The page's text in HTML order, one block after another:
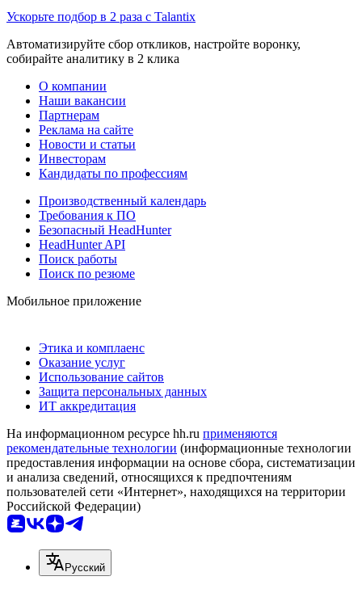
Ускорьте подбор в 2 раза с Talantix
Автоматизируйте сбор откликов, настройте воронку,
собирайте аналитику в 2 клика
О компании
Наши вакансии
Партнерам
Реклама на сайте
Новости и статьи
Инвесторам
Кандидаты по профессиям
Производственный календарь
Требования к ПО
Безопасный HeadHunter
HeadHunter API
Поиск работы
Поиск по резюме
Мобильное приложение
Этика и комплаенс
Оказание услуг
Использование сайтов
Защита персональных данных
ИТ аккредитация
На информационном ресурсе hh.ru применяются
рекомендательные технологии (информационные технологии
предоставления информации на основе сбора, систематизации
и анализа сведений, относящихся к предпочтениям
пользователей сети «Интернет», находящихся на территории
Российской Федерации)
Русский